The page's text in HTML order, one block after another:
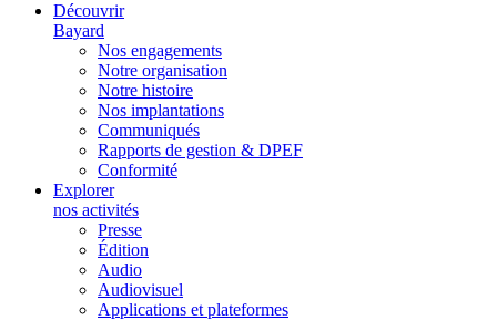
Découvrir
Bayard
Nos engagements
Notre organisation
Notre histoire
Nos implantations
Communiqués
Rapports de gestion & DPEF
Conformité
Explorer
nos activités
Presse
Édition
Audio
Audiovisuel
Applications et plateformes